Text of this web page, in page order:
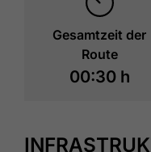
Gesamtzeit der
Route
00:30 h